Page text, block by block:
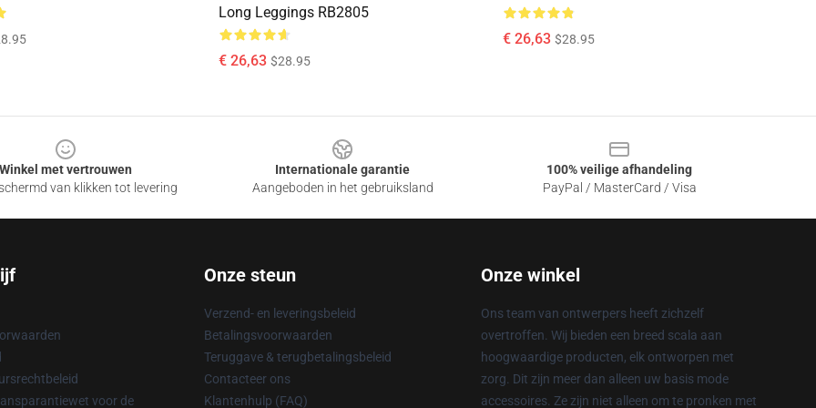
Long Leggings RB2805
€ 26,63 $28.95
€ 26,63 $28.95
Winkel met vertrouwen
van klikken tot levering
Internationale garantie
Aangeboden in het gebruiksland
100% veilige afhandeling
PayPal / MasterCard / Visa
voor de
Onze steun
Verzend- en leveringsbeleid
Betalingsvoorwaarden
Teruggave & terugbetalingsbeleid
Contacteer ons
Klantenhulp (FAQ)
Onze winkel
Ons team van ontwerpers heeft zichzelf
overtroffen. Wij bieden een breed scala aan
hoogwaardige producten, elk ontworpen met
zorg. Dit zijn meer dan alleen uw basis mode
accessoires. Ze zijn niet alleen om te pronken met